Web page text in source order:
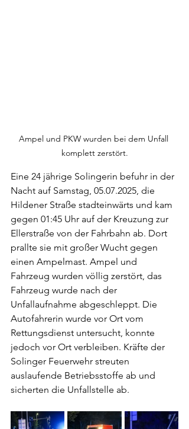
Ampel und PKW wurden bei dem Unfall
komplett zerstört.
Eine 24 jährige Solingerin befuhr in der
Nacht auf Samstag, 05.07.2025, die
Hildener Straße stadteinwärts und kam
gegen 01:45 Uhr auf der Kreuzung zur
Ellerstraße von der Fahrbahn ab. Dort
prallte sie mit großer Wucht gegen
einen Ampelmast. Ampel und
Fahrzeug wurden völlig zerstört, das
Fahrzeug wurde nach der
Unfallaufnahme abgeschleppt. Die
Autofahrerin wurde vor Ort vom
Rettungsdienst untersucht, konnte
jedoch vor Ort verbleiben. Kräfte der
Solinger Feuerwehr streuten
auslaufende Betriebsstoffe ab und
sicherten die Unfallstelle ab.